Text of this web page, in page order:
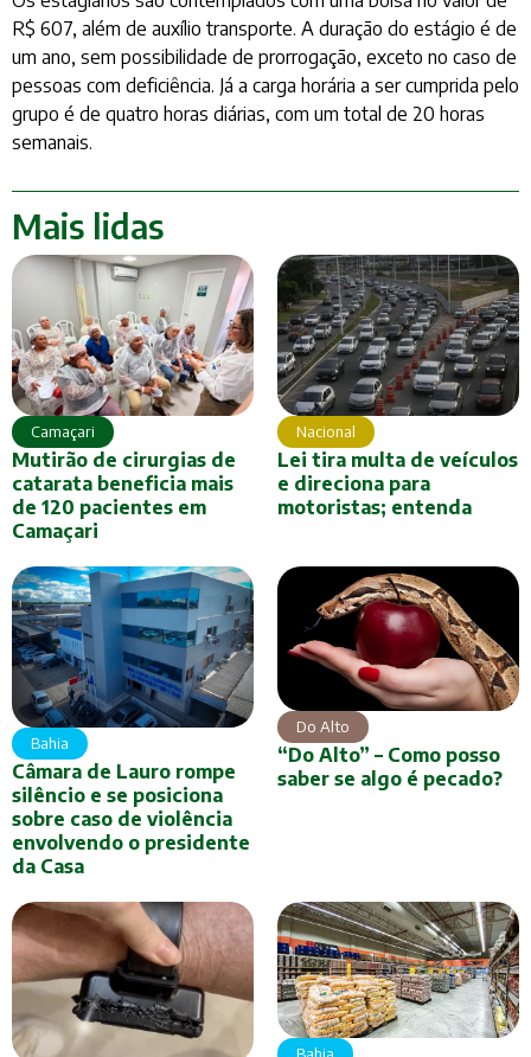
R$ 607, além de auxílio transporte. A duração do estágio é de
um ano, sem possibilidade de prorrogação, exceto no caso de
pessoas com deficiência. Já a carga horária a ser cumprida pelo
grupo é de quatro horas diárias, com um total de 20 horas
semanais.
Mais lidas
Camaçari
Mutirão de cirurgias de
catarata beneficia mais
de 120 pacientes em
Camaçari
Nacional
Lei tira multa de veículos
e direciona para
motoristas; entenda
Bahia
Câmara de Lauro rompe
silêncio e se posiciona
sobre caso de violência
envolvendo o presidente
da Casa
Do Alto
“Do Alto” – Como posso
saber se algo é pecado?